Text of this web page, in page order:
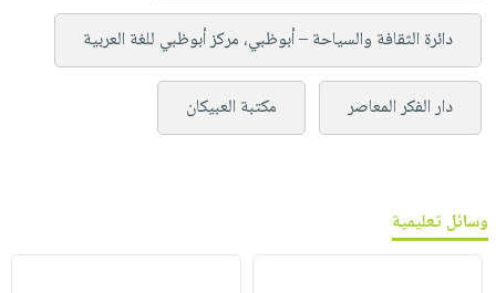
دائرة الثقافة والسياحة – أبوظبي، مركز أبوظبي للغة العربية
دار الفكر المعاصر مكتبة العبيكان
وسائل تعليمية